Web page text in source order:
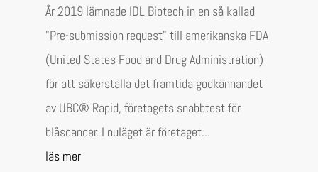
År 2019 lämnade IDL Biotech in en så kallad
"Pre-submission request" till amerikanska FDA
(United States Food and Drug Administration)
för att säkerställa det framtida godkännandet
av UBC® Rapid, företagets snabbtest för
blåscancer. I nuläget är företaget...
läs mer